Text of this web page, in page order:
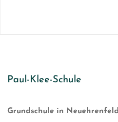
Paul-Klee-Schule
Grundschule in Neuehrenfeld